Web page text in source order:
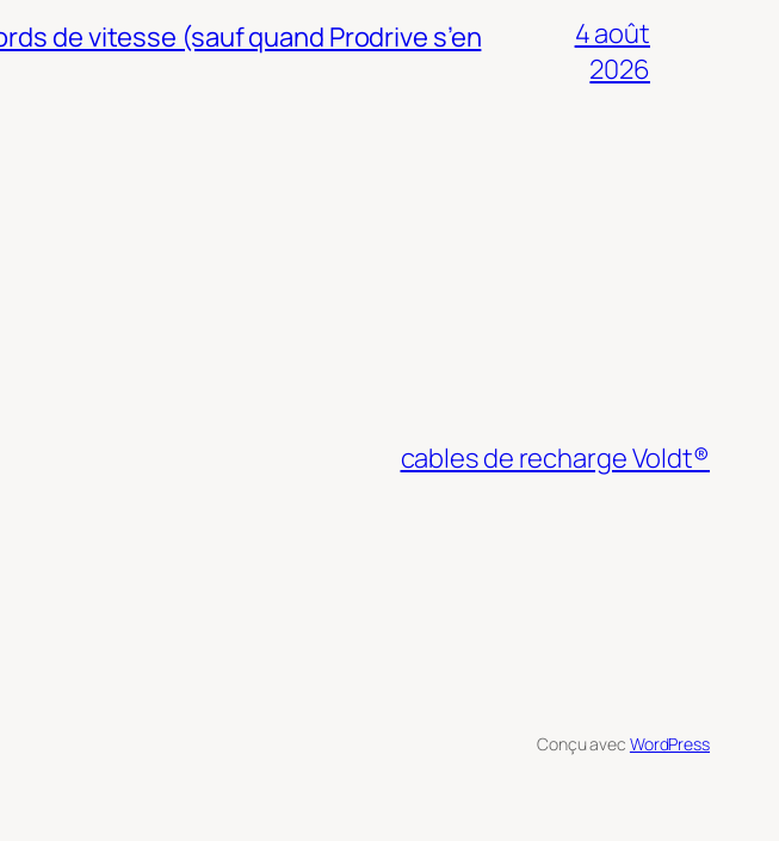
de vitesse (sauf quand Prodrive s’en
4 août
2026
cables de recharge Voldt®
Conçu avec WordPress